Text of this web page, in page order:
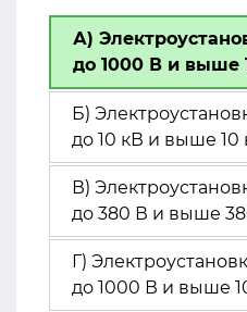
А)
до 1000 В и выше
Б)
до 10 кВ и выше 10
В)
до 380 В и выше
Г)
до 1000 В и выше